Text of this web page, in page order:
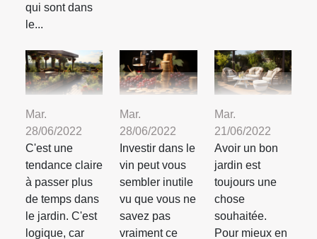
qui sont dans
le...
Mar.
28/06/2022
C'est une
tendance claire
à passer plus
de temps dans
le jardin. C'est
logique, car
Mar.
28/06/2022
Investir dans le
vin peut vous
sembler inutile
vu que vous ne
savez pas
vraiment ce
Mar.
21/06/2022
Avoir un bon
jardin est
toujours une
chose
souhaitée.
Pour mieux en